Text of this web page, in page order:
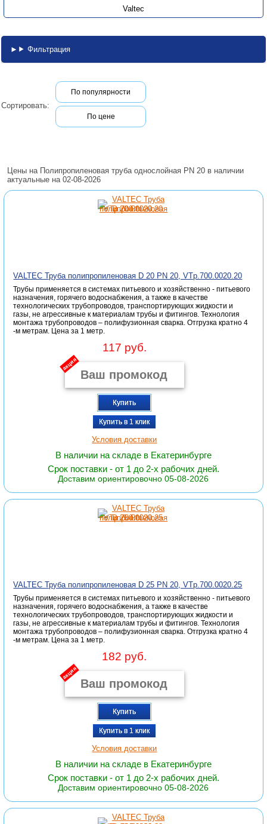
Valtec
Фильтрация
Сортировать:
По популярности
По цене
Цены на Полипропиленовая труба однослойная PN 20 в наличии
актуальные на 02-08-2026
VALTEC Труба полипропиленовая D 20 PN 20, VTp.700.0020.20
Трубы применяется в системах питьевого и хозяйственно - питьевого
назначения, горячего водоснабжения, а также в качестве
технологических трубопроводов, транспортирующих жидкости и
газы, не агрессивные к материалам трубы и фитингов. Технология
монтажа трубопроводов – полифузионная сварка. Отгрузка кратно 4
-м метрам. Цена за 1 метр.
117 руб.
акция
Купить
Купить в 1 клик
Условия доставки
В наличии на складе в Екатеринбурге
Срок поставки - от 1 до 2-х рабочих дней.
Доставим ориентировочно 05-08-2026
VALTEC Труба полипропиленовая D 25 PN 20, VTp.700.0020.25
Трубы применяется в системах питьевого и хозяйственно - питьевого
назначения, горячего водоснабжения, а также в качестве
технологических трубопроводов, транспортирующих жидкости и
газы, не агрессивные к материалам трубы и фитингов. Технология
монтажа трубопроводов – полифузионная сварка. Отгрузка кратно 4
-м метрам. Цена за 1 метр.
182 руб.
акция
Купить
Купить в 1 клик
Условия доставки
В наличии на складе в Екатеринбурге
Срок поставки - от 1 до 2-х рабочих дней.
Доставим ориентировочно 05-08-2026